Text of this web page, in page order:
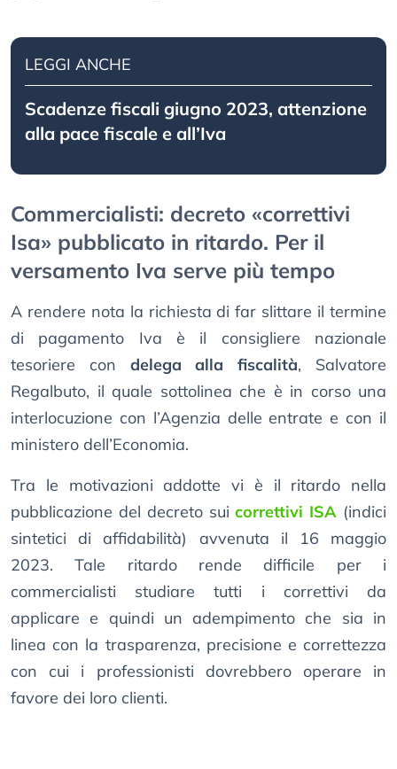
LEGGI ANCHE
Scadenze fiscali giugno 2023, attenzione
alla pace fiscale e all’Iva
Commercialisti: decreto «correttivi
Isa» pubblicato in ritardo. Per il
versamento Iva serve più tempo
A rendere nota la richiesta di far slittare il termine
di pagamento Iva è il consigliere nazionale
tesoriere con delega alla fiscalità, Salvatore
Regalbuto, il quale sottolinea che è in corso una
interlocuzione con l’Agenzia delle entrate e con il
ministero dell’Economia.
Tra le motivazioni addotte vi è il ritardo nella
pubblicazione del decreto suicorrettivi ISA (indici
sintetici di affidabilità) avvenuta il 16 maggio
2023. Tale ritardo rende difficile per i
commercialisti studiare tutti i correttivi da
applicare e quindi un adempimento che sia in
linea con la trasparenza, precisione e correttezza
con cui i professionisti dovrebbero operare in
favore dei loro clienti.